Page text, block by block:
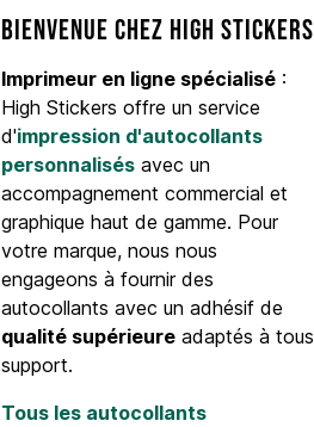
Bienvenue chez High Stickers
Imprimeur en ligne spécialisé :
High Stickers offre un service
d'impression d'autocollants
personnalisés avec un
accompagnement commercial et
graphique haut de gamme. Pour
votre marque, nous nous
engageons à fournir des
autocollants avec un adhésif de
qualité supérieure adaptés à tous
support.
Tous les autocollants